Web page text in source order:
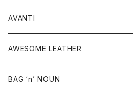
シューズ
アクセサリー
その他雑貨
ジャケット
ベスト
シャツ
ワンピース
ボトム
スカート
グッズ
ウォレット
バッグ
グッズ
靴
AVANTI
シャツ
AWESOME LEATHER
アウター
BAG ‘n’ NOUN